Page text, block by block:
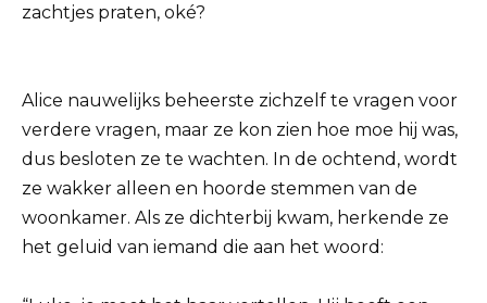
zachtjes praten, oké?
Alice nauwelijks beheerste zichzelf te vragen voor
verdere vragen, maar ze kon zien hoe moe hij was,
dus besloten ze te wachten. In de ochtend, wordt
ze wakker alleen en hoorde stemmen van de
woonkamer. Als ze dichterbij kwam, herkende ze
het geluid van iemand die aan het woord: